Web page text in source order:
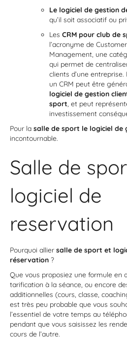
Le logiciel de gestion
qu’il soit associatif ou
Les CRM pour club de
l’acronyme de
Management, une
qui permet de
clients d’une
un CRM peut être
logiciel de gestion
sport, et peut
investissement
Pour la salle de sport le logiciel de
incontournable.
Salle de
logiciel de
reservation
Pourquoi allier salle de sport et
réservation ?
Que vous proposiez une formule en
tarification à la séance, ou encore
additionnelles (cours, classe,
est très peu probable que vous
l’essentiel de votre temps au
pendant que vous saisissez les
cours de l’autre.